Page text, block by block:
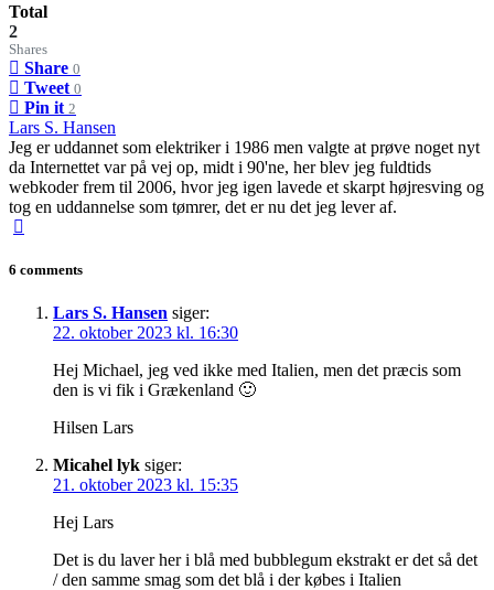
Total
2
Shares
Share 0
Tweet 0
Pin it 2
Lars S. Hansen
Jeg er uddannet som elektriker i 1986 men valgte at prøve noget nyt
da Internettet var på vej op, midt i 90'ne, her blev jeg fuldtids
webkoder frem til 2006, hvor jeg igen lavede et skarpt højresving og
tog en uddannelse som tømrer, det er nu det jeg lever af.
6 comments
Lars S. Hansen siger:
22. oktober 2023 kl. 16:30
Hej Michael, jeg ved ikke med Italien, men det præcis som
den is vi fik i Grækenland 🙂
Hilsen Lars
Micahel lyk siger:
21. oktober 2023 kl. 15:35
Hej Lars
Det is du laver her i blå med bubblegum ekstrakt er det så det
/ den samme smag som det blå i der købes i Italien